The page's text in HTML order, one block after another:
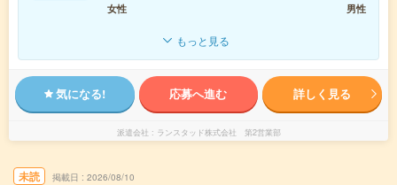
女性
男性
もっと見る
気になる! 応募へ進む 詳しく見る
派遣会社 ランスタッド株式会社 第2営業部
未読 掲載日 2026/08/10